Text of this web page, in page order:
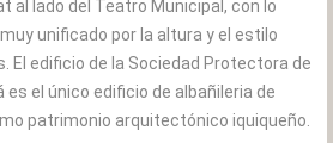
al lado del Teatro Municipal, con lo
unificado por la altura y el estilo
El edificio de la Sociedad Protectora de
es el único edificio de albañileria de
patrimonio arquitectónico iquiqueño.